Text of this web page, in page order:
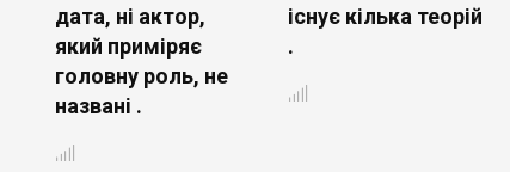
дата, ні актор,
який приміряє
головну роль, не
названі .
існує кілька теорій
.